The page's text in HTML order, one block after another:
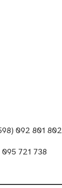
092 801 802
095 721 738